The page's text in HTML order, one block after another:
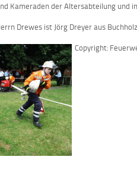
Kameraden der Altersabteilung und
Drewes ist Jörg Dreyer aus
Copyright: